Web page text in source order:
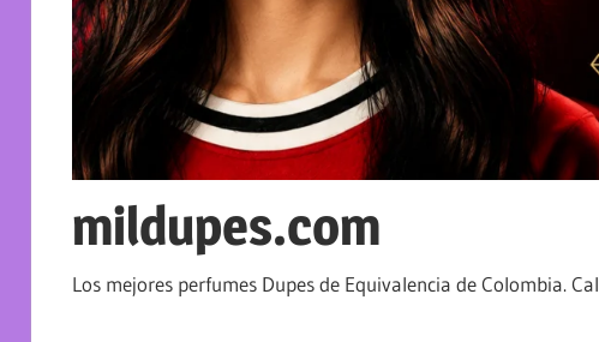
mildupes.com
Los mejores perfumes Dupes de Equivalencia de Colombia.